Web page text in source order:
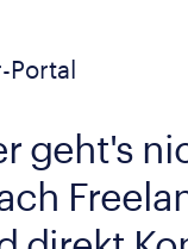
Portal
geht's